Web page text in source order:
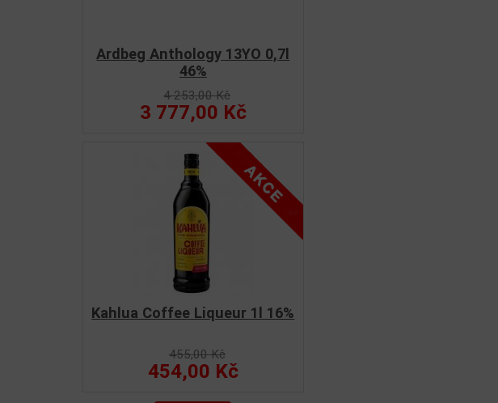
Ardbeg Anthology 13YO 0,7l
46%
4 253,00 Kč
3 777,00 Kč
Kahlua Coffee Liqueur 1l 16%
455,00 Kč
454,00 Kč